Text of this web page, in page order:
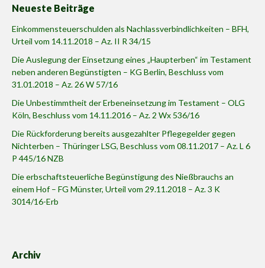
Neueste Beiträge
Einkommensteuerschulden als Nachlassverbindlichkeiten – BFH,
Urteil vom 14.11.2018 – Az. II R 34/15
Die Auslegung der Einsetzung eines „Haupterben“ im Testament
neben anderen Begünstigten – KG Berlin, Beschluss vom
31.01.2018 – Az. 26 W 57/16
Die Unbestimmtheit der Erbeneinsetzung im Testament – OLG
Köln, Beschluss vom 14.11.2016 – Az. 2 Wx 536/16
Die Rückforderung bereits ausgezahlter Pflegegelder gegen
Nichterben – Thüringer LSG, Beschluss vom 08.11.2017 – Az. L 6
P 445/16 NZB
Die erbschaftsteuerliche Begünstigung des Nießbrauchs an
einem Hof – FG Münster, Urteil vom 29.11.2018 – Az. 3 K
3014/16-Erb
Archiv